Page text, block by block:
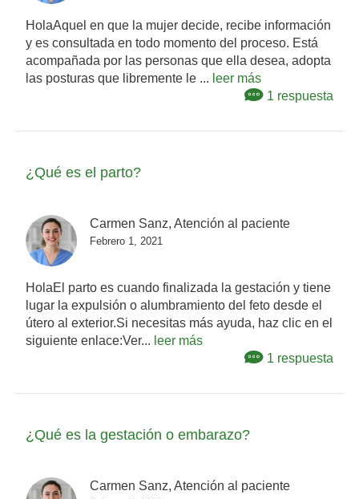
HolaAquel en que la mujer decide, recibe información
y es consultada en todo momento del proceso. Está
acompañada por las personas que ella desea, adopta
las posturas que libremente le ... leer más
1 respuesta
¿Qué es el parto?
Carmen Sanz, Atención al paciente
Febrero 1, 2021
HolaEl parto es cuando finalizada la gestación y tiene
lugar la expulsión o alumbramiento del feto desde el
útero al exterior.Si necesitas más ayuda, haz clic en el
siguiente enlace:Ver... leer más
1 respuesta
¿Qué es la gestación o embarazo?
Carmen Sanz, Atención al paciente